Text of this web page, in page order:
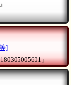
』
]
」